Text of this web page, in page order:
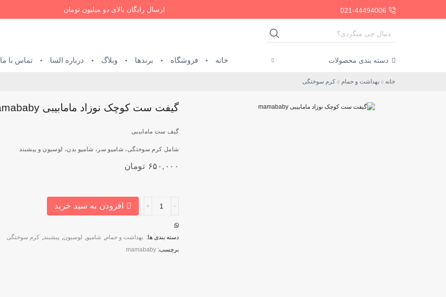
021-44494006 ارسال رایگان بالای دو میلیون تومان
دسته بندی محصولات خانه فروشگاه برندها وبلاگ درباره السا تماس با ما
خانه بهداشت و حمام کرم سوختگی
گیفت ست کوچک نوزاد مامابیبی mamababy
گیف ست مامابیبی
شامل کرم سوختگی، شامپو سر، شامپو بدن، لوسیون و پیشبند
۶۵۰,۰۰۰ تومان
نوزاد
مامابیبی
عدد
افزودن به سبد خرید
دسته بندی ها: بهداشت و حمام شامپو لوسیون پیشبند
کرم سوختگی
برچسب: mamababy